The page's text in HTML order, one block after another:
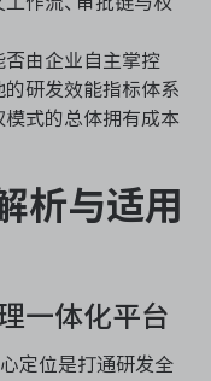
否由企业自主掌控
的研发效能指标体系
模式的总体拥有成本
析与适用
一体化平台
定位是打通研发全